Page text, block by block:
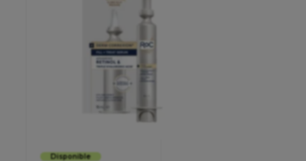
Disponible